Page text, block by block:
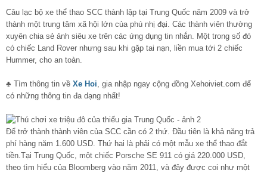
Câu lạc bộ xe thể thao SCC thành lập tại Trung Quốc năm 2009 và trở
thành một trung tâm xã hội lớn của phú nhị đại. Các thành viên thường
xuyên chia sẻ ảnh siêu xe trên các ứng dụng tin nhắn. Một trong số đó
có chiếc Land Rover nhưng sau khi gặp tai nạn, liền mua tới 2 chiếc
Hummer, cho an toàn.
♣ Tìm thông tin về Xe Hoi, gia nhập ngay cộng đồng Xehoiviet.com để
có những thông tin đa dạng nhất!
Để trở thành thành viên của SCC cần có 2 thứ. Đầu tiên là khả năng trả
phí hàng năm 1.600 USD. Thứ hai là phải có một mẫu xe thể thao đắt
tiền.Tại Trung Quốc, một chiếc Porsche SE 911 có giá 220.000 USD,
theo tìm hiểu của Bloomberg vào năm 2011, và đây được coi như một